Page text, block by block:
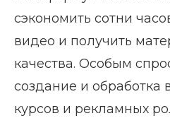
сэкономить сотни
видео и получить
качества. Особым
создание и обработка
курсов и рекламных